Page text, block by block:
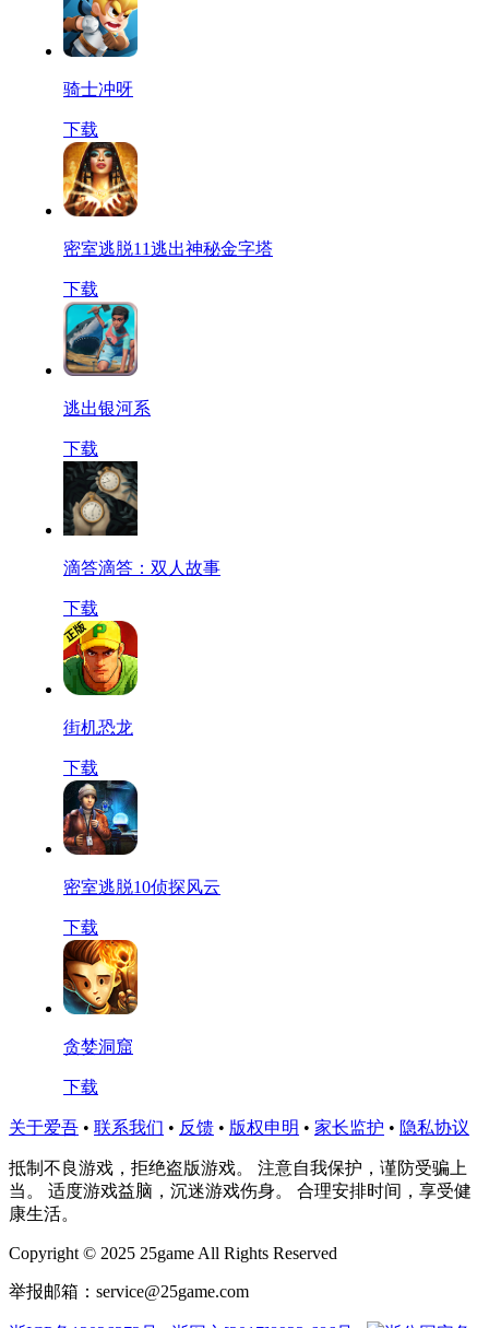
骑士冲呀
下载
密室逃脱11逃出神秘金字塔
下载
逃出银河系
下载
滴答滴答：双人故事
下载
街机恐龙
下载
密室逃脱10侦探风云
下载
贪婪洞窟
下载
关于爱吾 • 联系我们 • 反馈 • 版权申明 • 家长监护 • 隐私协议
抵制不良游戏，拒绝盗版游戏。 注意自我保护，谨防受骗上
当。 适度游戏益脑，沉迷游戏伤身。 合理安排时间，享受健
康生活。
Copyright © 2025 25game All Rights Reserved
举报邮箱：service@25game.com